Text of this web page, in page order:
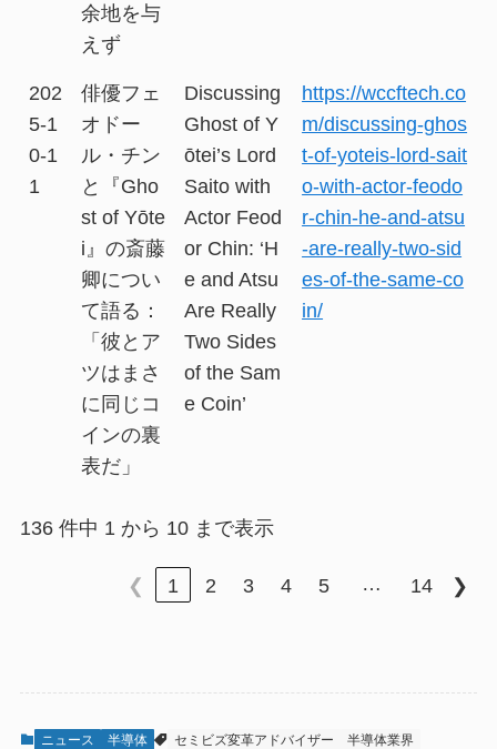
余地を与
えず
202
5-1
0-1
1
俳優フェ
オドー
ル・チン
と『Gho
st of Yōte
i』の斎藤
卿につい
て語る：
「彼とア
ツはまさ
に同じコ
インの裏
表だ」
Discussing
Ghost of Y
ōtei’s Lord
Saito with
Actor Feod
or Chin: ‘H
e and Atsu
Are Really
Two Sides
of the Sam
e Coin’
https://wccftech.co
m/discussing-ghos
t-of-yoteis-lord-sait
o-with-actor-feodo
r-chin-he-and-atsu
-are-really-two-sid
es-of-the-same-co
in/
136 件中 1 から 10 まで表示
❮ 1 2 3 4 5 … 14 ❯
ニュース 半導体 セミビズ変革アドバイザー 半導体業界